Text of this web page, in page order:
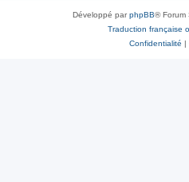
Développé parphpBB® Forum
Traduction française
Confidentialité |